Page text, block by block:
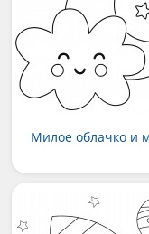
Милое облачко и